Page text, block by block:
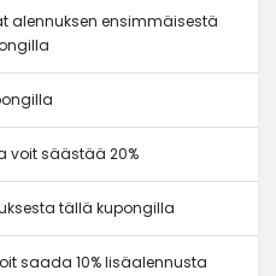
alennuksen ensimmäisestä
voit säästää 20%
tällä kupongilla
saada 10% lisäalennusta